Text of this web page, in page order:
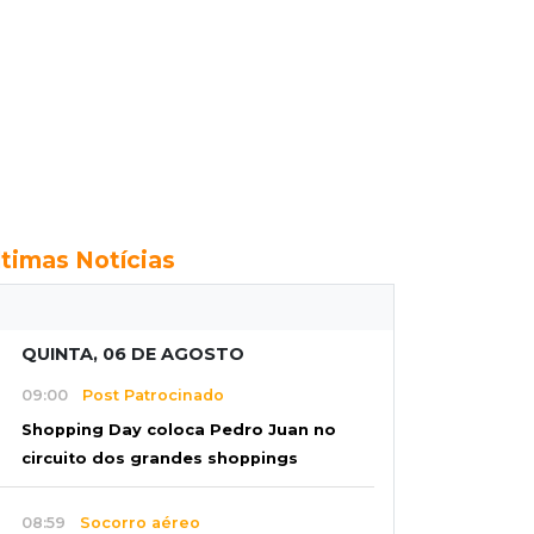
Notícias
QUINTA, 06 DE AGOSTO
09:00 Post Patrocinado
Shopping Day coloca Pedro Juan no
circuito dos grandes shoppings
08:59 Socorro aéreo